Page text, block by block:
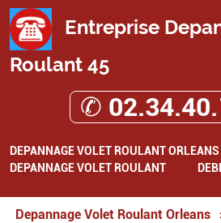
Entreprise
Roulant 45
✆
DEPANNAGE VOLET ROULANT ORLEANS
DEPANNAGE VOLET ROULANT
Depannage Volet Roulant Orleans